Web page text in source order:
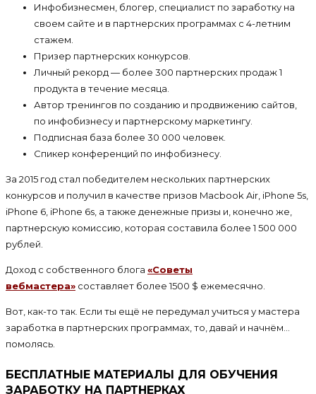
Инфобизнесмен, блогер, специалист по заработку на
своем сайте и в партнерских программах с 4-летним
стажем.
Призер партнерских конкурсов.
Личный рекорд — более 300 партнерских продаж 1
продукта в течение месяца.
Автор тренингов по созданию и продвижению сайтов,
по инфобизнесу и партнерскому маркетингу.
Подписная база более 30 000 человек.
Спикер конференций по инфобизнесу.
За 2015 год стал победителем нескольких партнерских
конкурсов и получил в качестве призов Macbook Air, iPhone 5s,
iPhone 6, iPhone 6s, а также денежные призы и, конечно же,
партнерскую комиссию, которая составила более 1 500 000
рублей.
Доход с собственного блога «Советы
вебмастера» составляет более 1500 $ ежемесячно.
Вот, как-то так. Если ты ещё не передумал учиться у мастера
заработка в партнерских программах, то, давай и начнём…
помолясь.
БЕСПЛАТНЫЕ МАТЕРИАЛЫ ДЛЯ ОБУЧЕНИЯ
ЗАРАБОТКУ НА ПАРТНЕРКАХ